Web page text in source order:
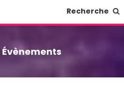
Recherche
Évènements